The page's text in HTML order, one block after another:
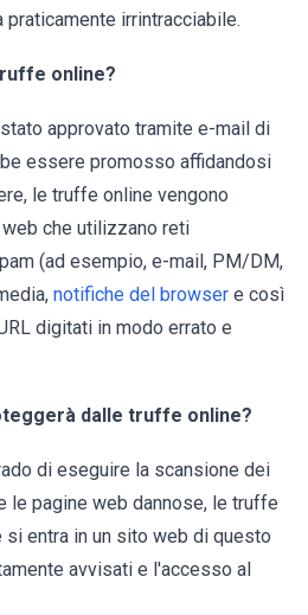
praticamente irrintracciabile.
online?
approvato tramite e-mail di
essere promosso affidandosi
le truffe online vengono
che utilizzano reti
(ad esempio, e-mail, PM/DM,
notifiche del browser e così
digitati in modo errato e
dalle truffe online?
di eseguire la scansione dei
le pagine web dannose, le truffe
entra in un sito web di questo
avvisati e l'accesso al